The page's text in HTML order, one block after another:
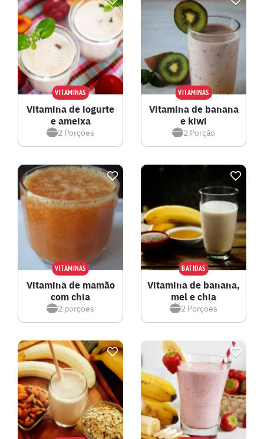
VITAMINAS
Vitamina de iogurte
e ameixa
2 Porções
VITAMINAS
Vitamina de banana
e kiwi
2 Porção
VITAMINAS
Vitamina de mamão
com chia
2 porções
BATIDAS
Vitamina de banana,
mel e chia
2 Porções